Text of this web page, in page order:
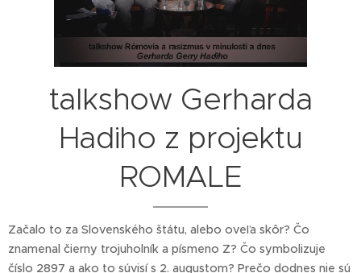
talkshow Gerharda
Hadiho z projektu
ROMALE
Začalo to za Slovenského štátu, alebo oveľa skôr? Čo
znamenal čierny trojuholník a písmeno Z? Čo symbolizuje
číslo 2897 a ako to súvisí s 2. augustom? Prečo dodnes nie sú